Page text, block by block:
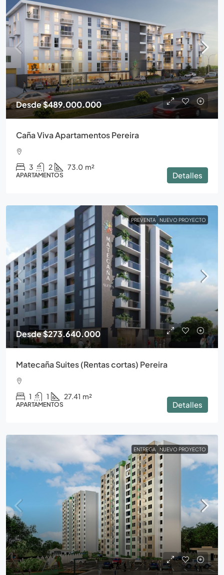
Desde$489.000.000
Caña Viva Apartamentos Pereira
3 2 73.0 m²
APARTAMENTOS Detalles
PREVENTA NUEVO PROYECTO
Desde$273.640.000
Matecaña Suites (Rentas cortas) Pereira
1 1 27.41 m²
APARTAMENTOS Detalles
ENTREGA NUEVO PROYECTO